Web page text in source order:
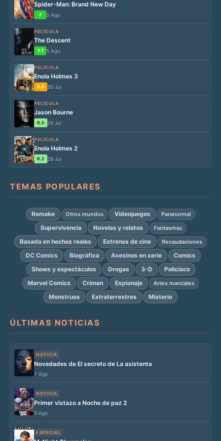
Spider-Man: Brand New Day
7 5 Ago
PELÍCULA
The Descent
7.7 5 Ago
PELÍCULA
Enola Holmes 3
5.6 30 Jul
PELÍCULA
Jason Bourne
6.5 29 Jul
PELÍCULA
Enola Holmes 2
6.2 29 Jul
TEMAS POPULARES
Remake Otros mundos Videojuegos Paranormal
Supervivencia Novelas y relatos Fantasmas
Basada en hechos reales Estrenos de cine Recaudaciones
DC Comics Biográfica Asesinos en serie
Comics
Shows y espectáculos
Drogas 3-D
Policíaco
Marvel Comics
Crimen Espionaje Artes marciales
Monstruos Extraterrestres Misterio
ÚLTIMAS NOTICIAS
NOTICIA
Novedades de El secreto de La asistenta
7 Ago
NOTICIA
Primer vistazo a Noche de paz 2
6 Ago
ESPECIAL